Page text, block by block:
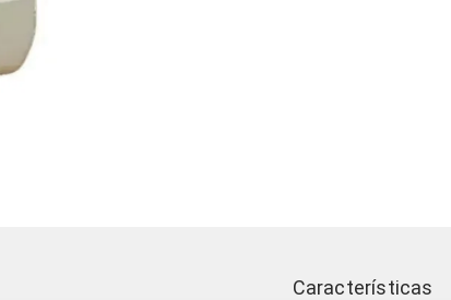
Características